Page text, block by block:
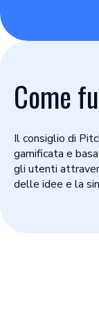
Come
Il consiglio di
gamificata e
gli utenti
delle idee e la